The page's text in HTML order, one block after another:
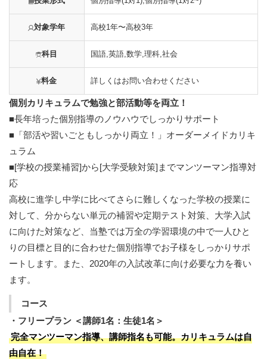
対象学年 高校1年〜高校3年
科目 国語,英語,数学,理科,社会
料金 詳しくはお問い合わせください
個別カリキュラムで勉強と部活動等を両立！
■長年培った個別指導のノウハウでしっかりサポート
■「部活や習いごともしっかり両立！」オーダーメイドカリキ
ュラム
■[学校の授業補習]から[大学受験対策]までマンツーマン指導対
応
高校に進学し中学に比べてさらに難しくなった学校の授業に
対して、分からない単元の補習や定期テスト対策、大学入試
に向けた対策など、当塾では万全の学習環境の中で一人ひと
りの目標と目的に合わせた個別指導でお子様をしっかりサポ
ートします。また、2020年の入試改革に向け必要な力を養い
ます。
コース
・フリープラン ＜講師1名：生徒1名＞
完全マンツーマン指導、講師指名も可能。カリキュラムは自
由自在！